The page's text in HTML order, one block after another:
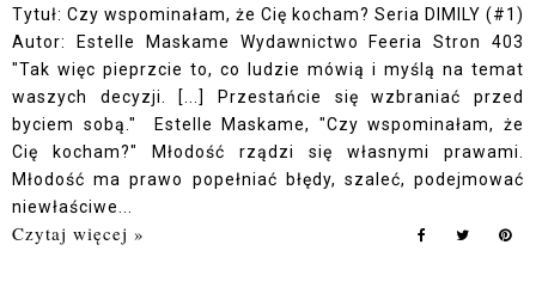
Tytuł: Czy wspominałam, że Cię kocham? Seria DIMILY (#1)
Autor: Estelle Maskame Wydawnictwo Feeria Stron 403
"Tak więc pieprzcie to, co ludzie mówią i myślą na temat
waszych decyzji. [...] Przestańcie się wzbraniać przed
byciem sobą." Estelle Maskame, "Czy wspominałam, że
Cię kocham?" Młodość rządzi się własnymi prawami.
Młodość ma prawo popełniać błędy, szaleć, podejmować
niewłaściwe...
Czytaj więcej »